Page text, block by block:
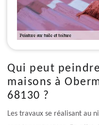
Qui peut
maisons à
68130 ?
Les travaux se réalisant au